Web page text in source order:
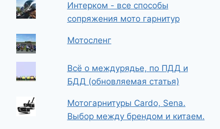
Интерком - все способы
сопряжения мото гарнитур
Мотосленг
Всё о междурядье, по ПДД и
БДД (обновляемая статья)
Мотогарнитуры Cardo, Sena.
Выбор между брендом и китаем.